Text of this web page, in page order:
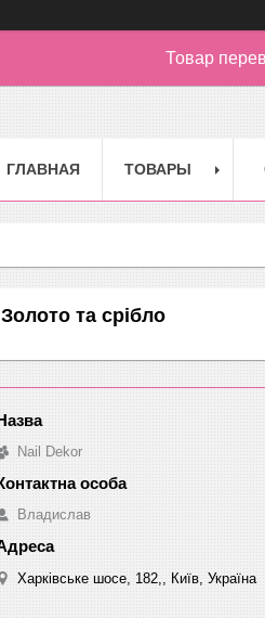
Товар
ГЛАВНАЯ ТОВАРЫ
Золото та срібло
Nail Dekor
Владислав
Харківське шосе, 182,, Київ, Україна